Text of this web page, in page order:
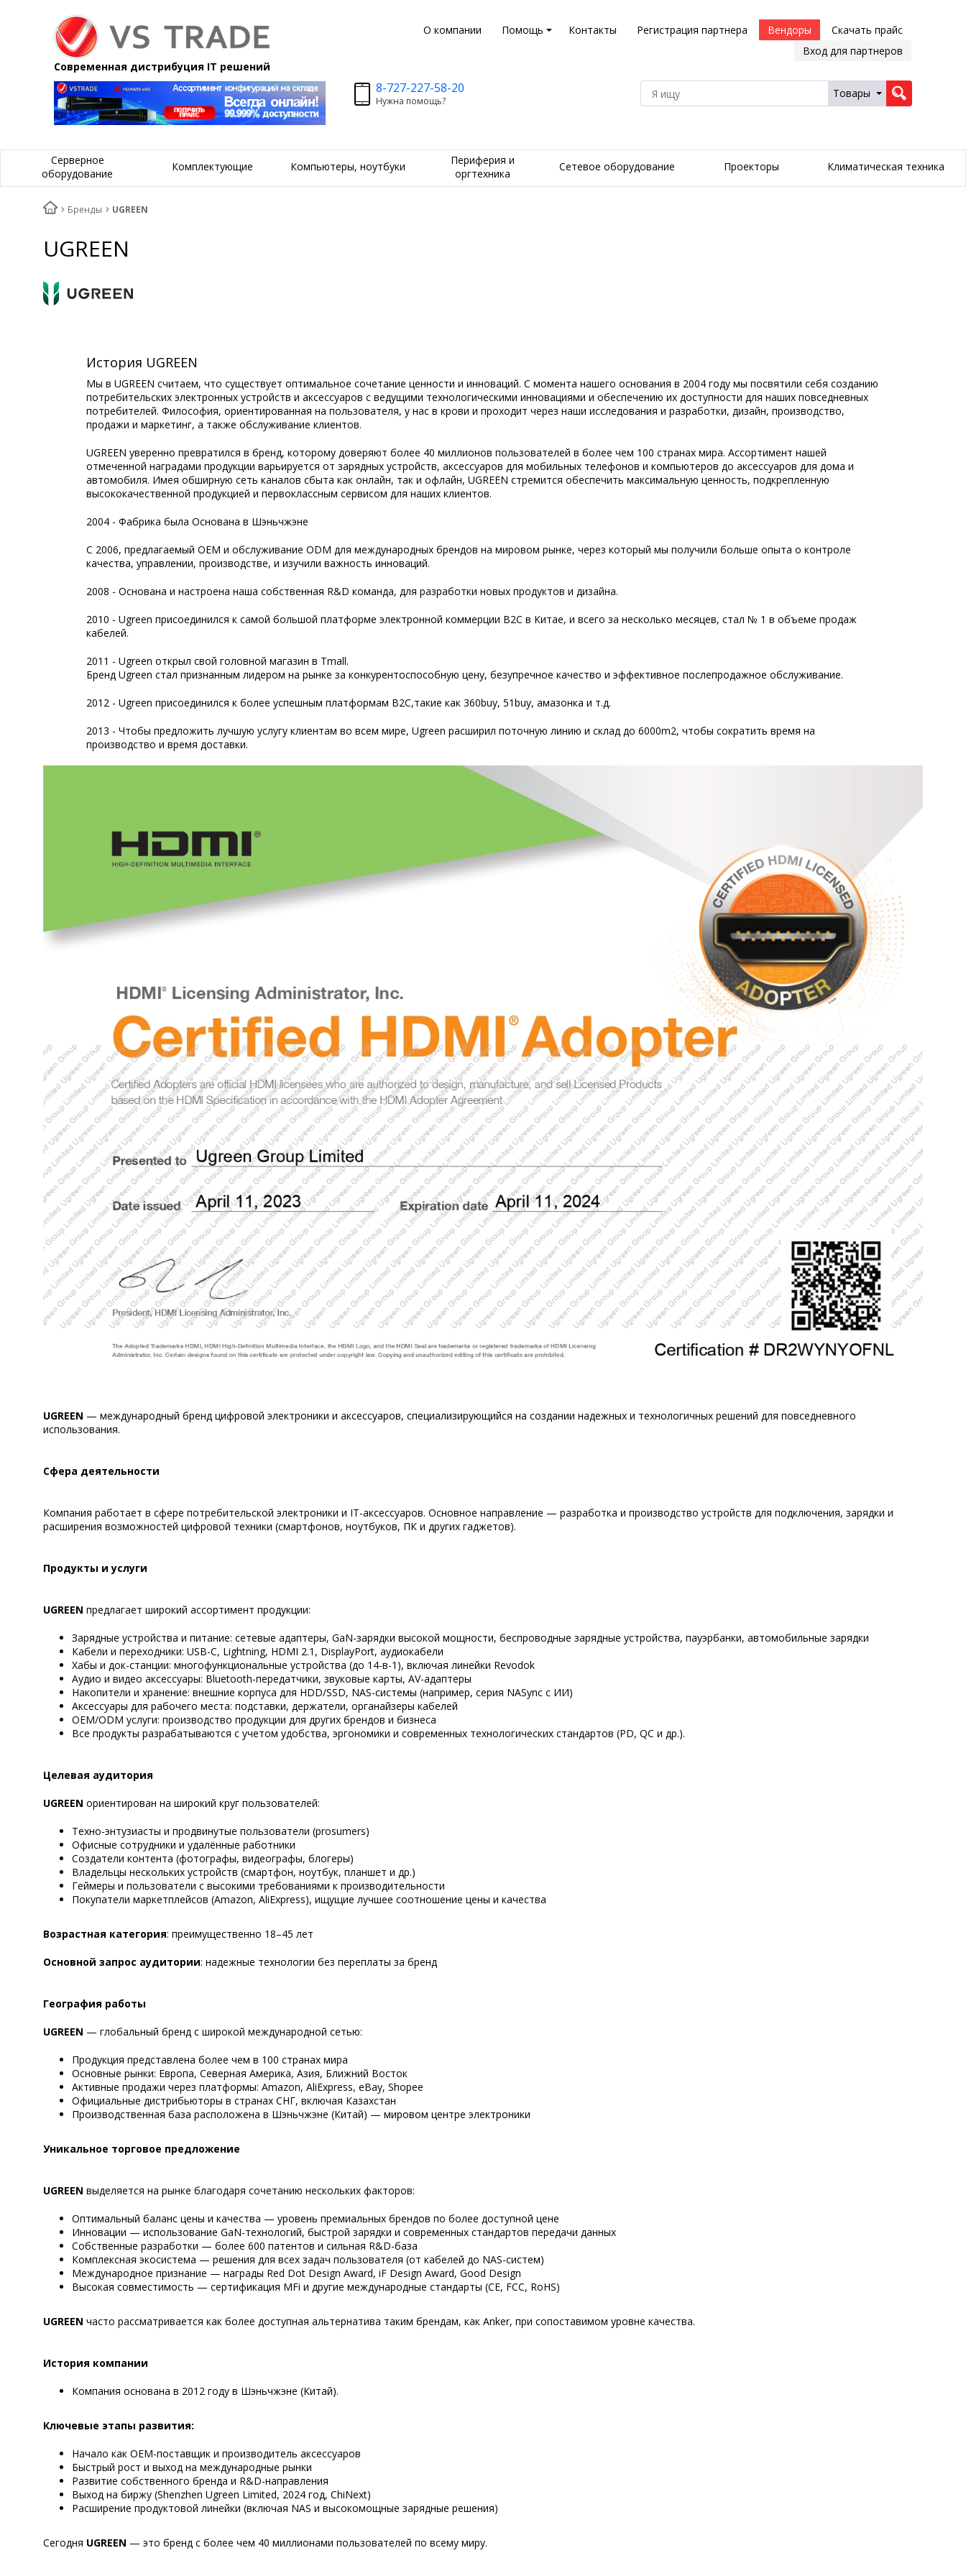
О компании Помощь Контакты Регистрация партнера Вендоры
Скачать прайс
Вход для партнеров
Современная дистрибуция IT решений
8-727-227-58-20
Нужна помощь?
Товары
Серверное
оборудование
Комплектующие Компьютеры, ноутбуки
Периферия и
оргтехника
Сетевое оборудование Проекторы Климатическая техника
Бренды UGREEN
UGREEN
История UGREEN
Мы в UGREEN считаем, что существует оптимальное сочетание ценности и инноваций. С момента нашего основания в 2004 году мы посвятили себя созданию
потребительских электронных устройств и аксессуаров с ведущими технологическими инновациями и обеспечению их доступности для наших повседневных
потребителей. Философия, ориентированная на пользователя, у нас в крови и проходит через наши исследования и разработки, дизайн, производство,
продажи и маркетинг, а также обслуживание клиентов.
UGREEN уверенно превратился в бренд, которому доверяют более 40 миллионов пользователей в более чем 100 странах мира. Ассортимент нашей
отмеченной наградами продукции варьируется от зарядных устройств, аксессуаров для мобильных телефонов и компьютеров до аксессуаров для дома и
автомобиля. Имея обширную сеть каналов сбыта как онлайн, так и офлайн, UGREEN стремится обеспечить максимальную ценность, подкрепленную
высококачественной продукцией и первоклассным сервисом для наших клиентов.
2004 - Фабрика была Основана в Шэньчжэне
С 2006, предлагаемый OEM и обслуживание ODM для международных брендов на мировом рынке, через который мы получили больше опыта о контроле
качества, управлении, производстве, и изучили важность инноваций.
2008 - Основана и настроена наша собственная R&D команда, для разработки новых продуктов и дизайна.
2010 - Ugreen присоединился к самой большой платформе электронной коммерции B2C в Китае, и всего за несколько месяцев, стал № 1 в объеме продаж
кабелей.
2011 - Ugreen открыл свой головной магазин в Tmall.
Бренд Ugreen стал признанным лидером на рынке за конкурентоспособную цену, безупречное качество и эффективное послепродажное обслуживание.
2012 - Ugreen присоединился к более успешным платформам B2C,такие как 360buy, 51buy, амазонка и т.д.
2013 - Чтобы предложить лучшую услугу клиентам во всем мире, Ugreen расширил поточную линию и склад до 6000m2, чтобы сократить время на
производство и время доставки.
UGREEN — международный бренд цифровой электроники и аксессуаров, специализирующийся на создании надежных и технологичных решений для повседневного
использования.
Сфера деятельности
Компания работает в сфере потребительской электроники и IT-аксессуаров. Основное направление — разработка и производство устройств для подключения, зарядки и
расширения возможностей цифровой техники (смартфонов, ноутбуков, ПК и других гаджетов).
Продукты и услуги
UGREEN предлагает широкий ассортимент продукции:
Зарядные устройства и питание: сетевые адаптеры, GaN-зарядки высокой мощности, беспроводные зарядные устройства, пауэрбанки, автомобильные зарядки
Кабели и переходники: USB-C, Lightning, HDMI 2.1, DisplayPort, аудиокабели
Хабы и док-станции: многофункциональные устройства (до 14-в-1), включая линейки Revodok
Аудио и видео аксессуары: Bluetooth-передатчики, звуковые карты, AV-адаптеры
Накопители и хранение: внешние корпуса для HDD/SSD, NAS-системы (например, серия NASync с ИИ)
Аксессуары для рабочего места: подставки, держатели, органайзеры кабелей
OEM/ODM услуги: производство продукции для других брендов и бизнеса
Все продукты разрабатываются с учетом удобства, эргономики и современных технологических стандартов (PD, QC и др.).
Целевая аудитория
UGREEN ориентирован на широкий круг пользователей:
Техно-энтузиасты и продвинутые пользователи (prosumers)
Офисные сотрудники и удалённые работники
Создатели контента (фотографы, видеографы, блогеры)
Владельцы нескольких устройств (смартфон, ноутбук, планшет и др.)
Геймеры и пользователи с высокими требованиями к производительности
Покупатели маркетплейсов (Amazon, AliExpress), ищущие лучшее соотношение цены и качества
Возрастная категория: преимущественно 18–45 лет
Основной запрос аудитории: надежные технологии без переплаты за бренд
География работы
UGREEN — глобальный бренд с широкой международной сетью:
Продукция представлена более чем в 100 странах мира
Основные рынки: Европа, Северная Америка, Азия, Ближний Восток
Активные продажи через платформы: Amazon, AliExpress, eBay, Shopee
Официальные дистрибьюторы в странах СНГ, включая Казахстан
Производственная база расположена в Шэньчжэне (Китай) — мировом центре электроники
Уникальное торговое предложение
UGREEN выделяется на рынке благодаря сочетанию нескольких факторов:
Оптимальный баланс цены и качества — уровень премиальных брендов по более доступной цене
Инновации — использование GaN-технологий, быстрой зарядки и современных стандартов передачи данных
Собственные разработки — более 600 патентов и сильная R&D-база
Комплексная экосистема — решения для всех задач пользователя (от кабелей до NAS-систем)
Международное признание — награды Red Dot Design Award, iF Design Award, Good Design
Высокая совместимость — сертификация MFi и другие международные стандарты (CE, FCC, RoHS)
UGREEN часто рассматривается как более доступная альтернатива таким брендам, как Anker, при сопоставимом уровне качества.
История компании
Компания основана в 2012 году в Шэньчжэне (Китай).
Ключевые этапы развития:
Начало как OEM-поставщик и производитель аксессуаров
Быстрый рост и выход на международные рынки
Развитие собственного бренда и R&D-направления
Выход на биржу (Shenzhen Ugreen Limited, 2024 год, ChiNext)
Расширение продуктовой линейки (включая NAS и высокомощные зарядные решения)
Сегодня UGREEN — это бренд с более чем 40 миллионами пользователей по всему миру.